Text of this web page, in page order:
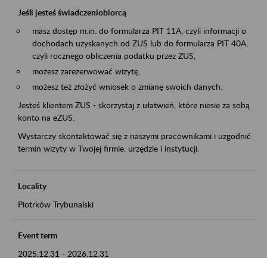
Jeśli jesteś świadczeniobiorcą
masz dostęp m.in. do formularza PIT 11A, czyli informacji o
dochodach uzyskanych od ZUS lub do formularza PIT 40A,
czyli rocznego obliczenia podatku przez ZUS,
możesz zarezerwować wizytę,
możesz też złożyć wniosek o zmianę swoich danych.
Jesteś klientem ZUS - skorzystaj z ułatwień, które niesie za sobą
konto na eZUS.
Wystarczy skontaktować się z naszymi pracownikami i uzgodnić
termin wizyty w Twojej firmie, urzędzie i instytucji.
Locality
Piotrków Trybunalski
Event term
2025.12.31 - 2026.12.31